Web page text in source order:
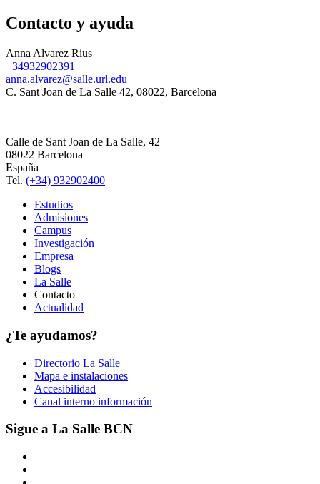
Contacto y ayuda
Anna Alvarez Rius
+34932902391
anna.alvarez@salle.url.edu
C. Sant Joan de La Salle 42, 08022, Barcelona
Calle de Sant Joan de La Salle, 42
08022 Barcelona
España
Tel. (+34) 932902400
Estudios
Admisiones
Campus
Investigación
Empresa
Blogs
La Salle
Contacto
Actualidad
¿Te ayudamos?
Directorio La Salle
Mapa e instalaciones
Accesibilidad
Canal interno información
Sigue a La Salle BCN